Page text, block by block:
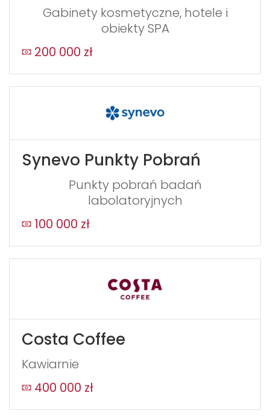
Gabinety kosmetyczne, hotele i
obiekty SPA
200 000 zł
Synevo Punkty Pobrań
Punkty pobrań badań
labolatoryjnych
100 000 zł
Costa Coffee
Kawiarnie
400 000 zł